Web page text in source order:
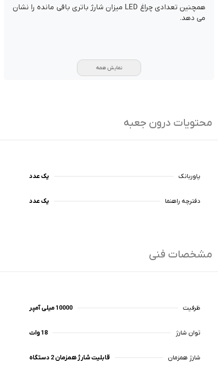
همچنین تعدادی چراغ LED میزان شارژ باتری باقی مانده را نشان
می دهد.
نمایش همه
محتویات درون جعبه
پاوربانک یک عدد
دفترچه راهنما یک عدد
مشخصات فنی
ظرفیت 10000 میلی آمپر
توان شارژ 18 وات
شارژ همزمان قابلیت شارژ همزمان 2 دستگاه